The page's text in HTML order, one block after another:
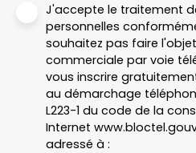
J'accepte le traitement
personnelles
souhaitez pas faire
commerciale par voie
vous inscrire
au démarchage
L223-1 du code de la
Internet
adressé à :